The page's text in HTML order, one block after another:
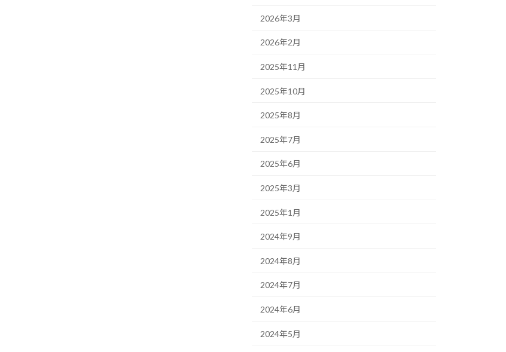
2026年3月
2026年2月
2025年11月
2025年10月
2025年8月
2025年7月
2025年6月
2025年3月
2025年1月
2024年9月
2024年8月
2024年7月
2024年6月
2024年5月